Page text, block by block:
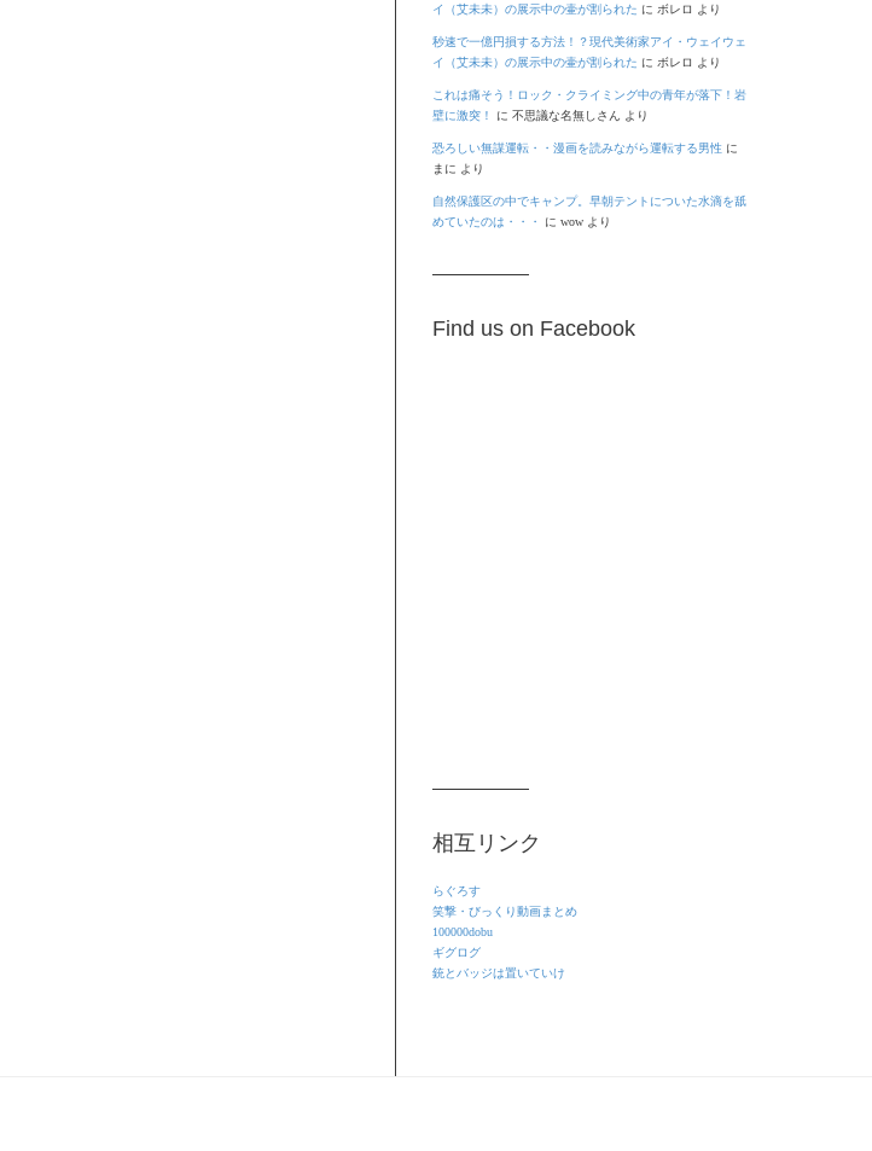
イ（艾未未）の展示中の壷が割られた に ボレロ より
秒速で一億円損する方法！？現代美術家アイ・ウェイウェ
イ（艾未未）の展示中の壷が割られた に ボレロ より
これは痛そう！ロック・クライミング中の青年が落下！岩
壁に激突！
に 不思議な名無しさん より
恐ろしい無謀運転・・漫画を読みながら運転する男性に
まに より
自然保護区の中でキャンプ。早朝テントについた水滴を舐
めていたのは・・・
に wowより
Find us on Facebook
相互リンク
らぐろす
笑撃・びっくり動画まとめ
100000dobu
ギグログ
銃とバッジは置いていけ